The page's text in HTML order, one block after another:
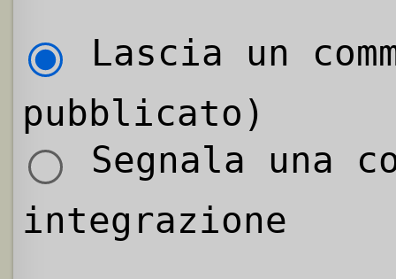
Lascia un
pubblicato)
Segnala una
integrazione